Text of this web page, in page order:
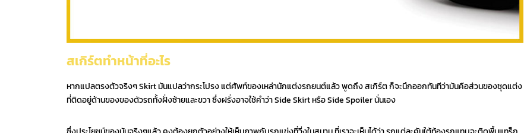
สเกิร์ตทำหน้าที่อะไร
หากแปลตรงตัวจริงๆ Skirt มันแปลว่ากระโปรง แต่ศัพท์ของเหล่านักแต่งรถยนต์แล้ว พูดถึง สเกิร์ต ก็จะนึกออกทันทีว่ามันคือส่วนของชุดแต่ง
ที่ติดอยู่ด้านของของตัวรถทั้งฝั่งซ้ายและขวา ซึ่งฝรั่งอาจใช้คำว่า Side Skirt หรือ Side Spoiler นั่นเอง